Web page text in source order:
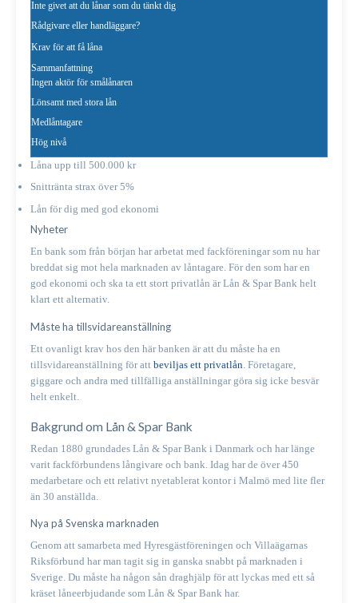
Inte givet att du lånar som du tänkt dig
Rådgivare eller handläggare?
Krav för att få låna
Sammanfattning
Ingen aktör för smålånaren
Lönsamt med stora lån
Medlåntagare
Hög nivå
Låna upp till 500.000 kr
Snittränta strax över 5%
Lån för dig med god ekonomi
Nyheter
En bank som från början har arbetat med fackföreningar som nu har
breddat sig mot hela marknaden av låntagare. För den som har en
god ekonomi och ska ta ett stort privatlån är Lån & Spar Bank helt
klart ett alternativ.
Måste ha tillsvidareanställning
Ett ovanligt krav hos den här banken är att du måste ha en
tillsvidareanställning för att beviljas ett privatlån . Företagare,
giggare och andra med tillfälliga anställningar göra sig icke besvär
helt enkelt.
Bakgrund om Lån & Spar Bank
Redan 1880 grundades Lån & Spar Bank i Danmark och har länge
varit fackförbundens långivare och bank. Idag har de över 450
medarbetare och ett relativt nyetablerat kontor i Malmö med lite fler
än 30 anställda.
Nya på Svenska marknaden
Genom att samarbeta med Hyresgästföreningen och Villaägarnas
Riksförbund har man tagit sig in ganska snabbt på marknaden i
Sverige. Du måste ha någon sån draghjälp för att lyckas med ett så
kräset låneerbjudande som Lån & Spar Bank har.